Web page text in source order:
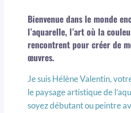
Bienvenue dans le monde
l’aquarelle, l’art où la
rencontrent pour créer de
œuvres.
Je suis Hélène Valentin,
le paysage artistique de
soyez débutant ou peintre